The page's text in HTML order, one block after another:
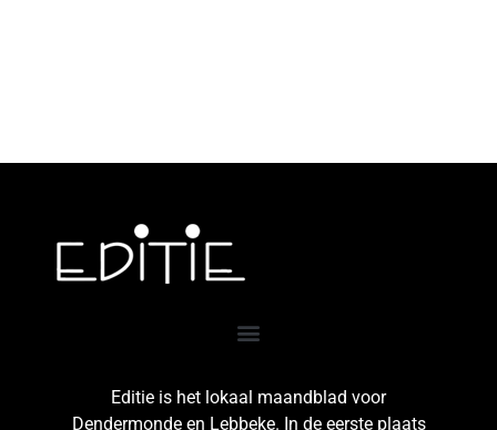
Editie is het lokaal maandblad voor
Dendermonde en Lebbeke. In de eerste plaats